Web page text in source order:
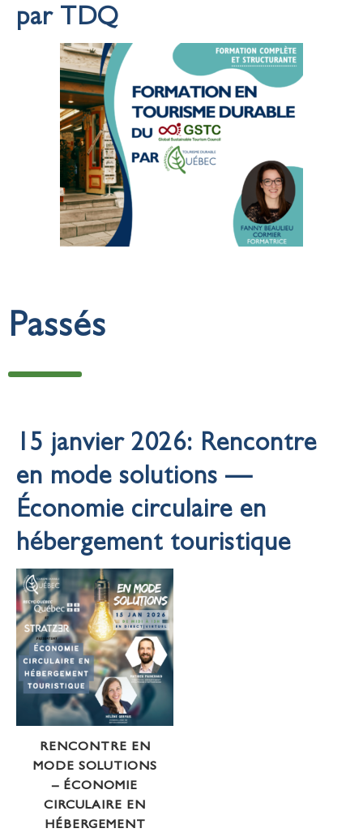
par TDQ
Passés
15 janvier 2026: Rencontre
en mode solutions —
Économie circulaire en
hébergement touristique
RENCONTRE EN
MODE SOLUTIONS
– ÉCONOMIE
CIRCULAIRE EN
HÉBERGEMENT